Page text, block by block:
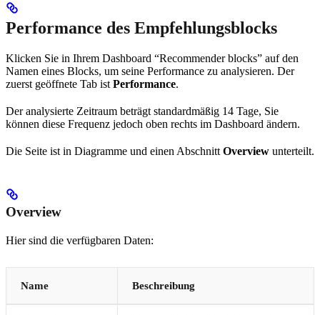
Performance des Empfehlungsblocks
Klicken Sie in Ihrem Dashboard “Recommender blocks” auf den
Namen eines Blocks, um seine Performance zu analysieren. Der
zuerst geöffnete Tab ist Performance.
Der analysierte Zeitraum beträgt standardmäßig 14 Tage, Sie
können diese Frequenz jedoch oben rechts im Dashboard ändern.
Die Seite ist in Diagramme und einen Abschnitt Overview unterteilt.
Overview
Hier sind die verfügbaren Daten:
Name Beschreibung